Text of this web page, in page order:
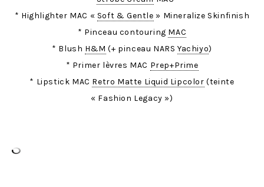
* Highlighter MAC « Soft & Gentle » Mineralize Skinfinish
* Pinceau contouring MAC
* Blush H&M (+ pinceau NARS Yachiyo)
* Primer lèvres MAC Prep+Prime
* Lipstick MAC Retro Matte Liquid Lipcolor (teinte
« Fashion Legacy »)